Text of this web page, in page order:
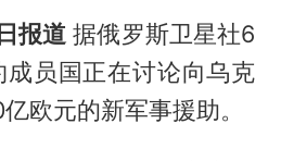
报道 据俄罗斯卫星社6
成员国正在讨论向乌克
欧元的新军事援助。